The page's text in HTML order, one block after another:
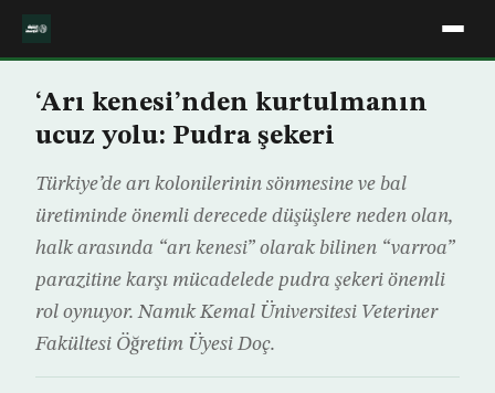
‘Arı kenesi’nden kurtulmanın
ucuz yolu: Pudra şekeri
Türkiye’de arı kolonilerinin sönmesine ve bal
üretiminde önemli derecede düşüşlere neden olan,
halk arasında “arı kenesi” olarak bilinen “varroa”
parazitine karşı mücadelede pudra şekeri önemli
rol oynuyor. Namık Kemal Üniversitesi Veteriner
Fakültesi Öğretim Üyesi Doç.